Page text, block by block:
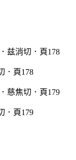
．頁178
．頁179